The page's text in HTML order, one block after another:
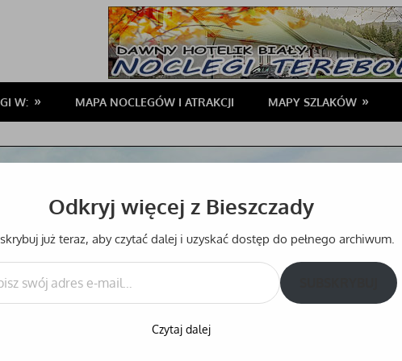
W: MAPA NOCLEGÓW I ATRAKCJI MAPY SZLAKÓW
Odkryj więcej z Bieszczady
już teraz, aby czytać dalej i uzyskać dostęp do pełnego archiwum.
Czytaj dalej